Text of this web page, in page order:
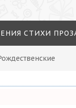
СТИХИ